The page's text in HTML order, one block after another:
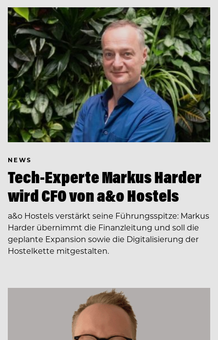
NEWS
Tech-Experte Markus Harder
wird CFO von a&o Hostels
a&o Hostels verstärkt seine Führungsspitze: Markus
Harder übernimmt die Finanzleitung und soll die
geplante Expansion sowie die Digitalisierung der
Hostelkette mitgestalten.